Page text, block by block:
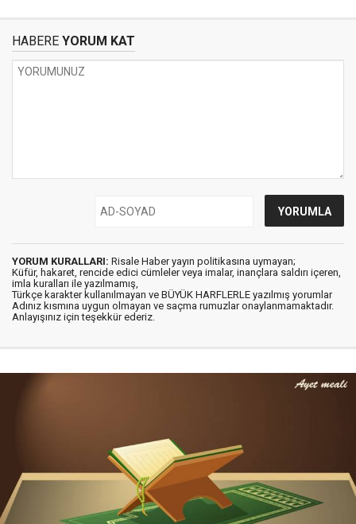
HABERE YORUM KAT
YORUM KURALLARI: Risale Haber yayın politikasına uymayan;
Küfür, hakaret, rencide edici cümleler veya imalar, inançlara saldırı içeren,
imla kuralları ile yazılmamış,
Türkçe karakter kullanılmayan ve BÜYÜK HARFLERLE yazılmış yorumlar
Adınız kısmına uygun olmayan ve saçma rumuzlar onaylanmamaktadır.
Anlayışınız için teşekkür ederiz.